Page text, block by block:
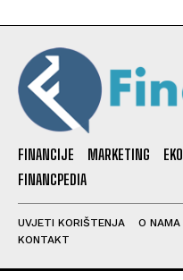
FINANCIJE MARKETING
FINANCPEDIA
UVJETI KORIŠTENJA O NAMA
KONTAKT